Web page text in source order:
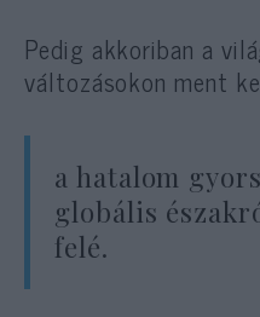
Pedig akkoriban a
változásokon ment
a hatalom
globális
felé.